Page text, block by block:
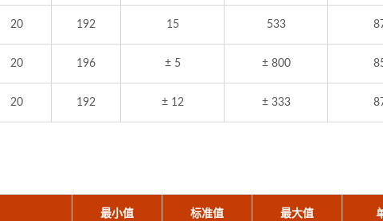
20 192 15 533
20 196 ± 5 ± 800
20 192 ± 12 ± 333
最小值 标准值 最大值